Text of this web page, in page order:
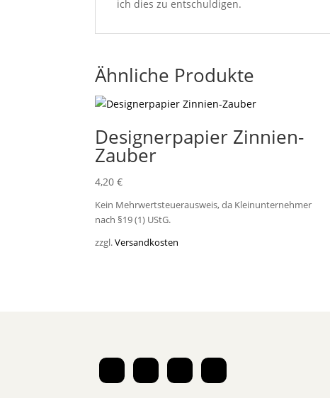
ich dies zu entschuldigen.
Ähnliche Produkte
Designerpapier Zinnien-
Zauber
4,20€
Kein Mehrwertsteuerausweis, da Kleinunternehmer
nach §19 (1) UStG.
zzgl.Versandkosten